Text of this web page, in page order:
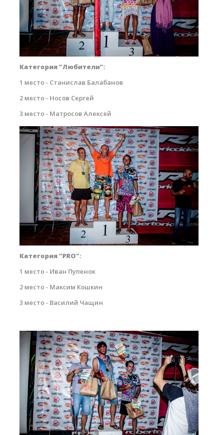
Обучение Wing Foil
Категория "Любители":
1 место - Станислав Балабанов
2 место - Носов Сергей
3 место - Матросов Алексей
small-6333.jpg
Категория "PRO":
1 место - Иван Пупенок
2 место - Максим Кошкин
3 место - Василий Чащин
small-6355.jpg